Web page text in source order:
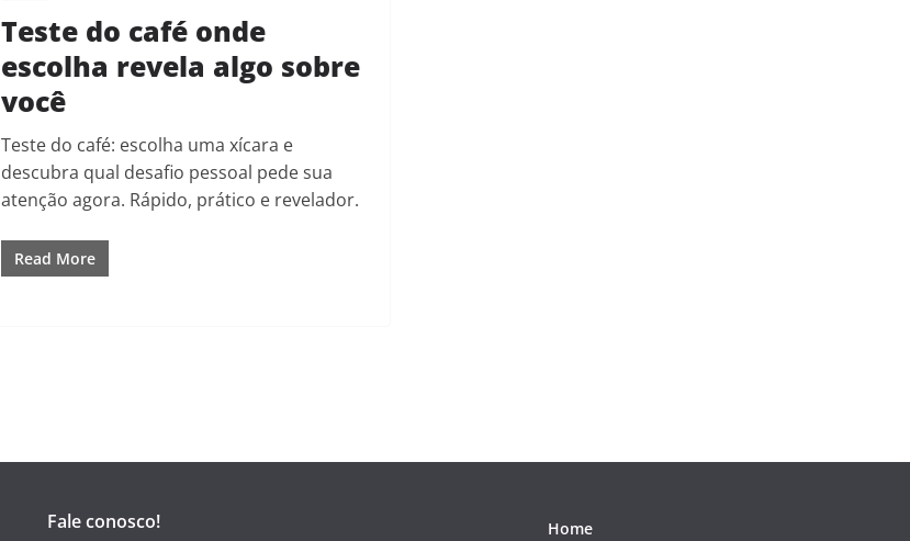
Teste do café onde
escolha revela algo sobre
você
Teste do café: escolha uma xícara e
descubra qual desafio pessoal pede sua
atenção agora. Rápido, prático e revelador.
Read More
Fale conosco! Home